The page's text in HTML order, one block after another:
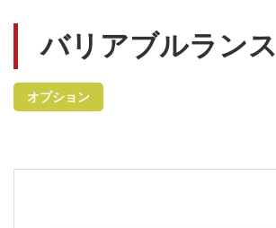
バリアブルランス
オプション